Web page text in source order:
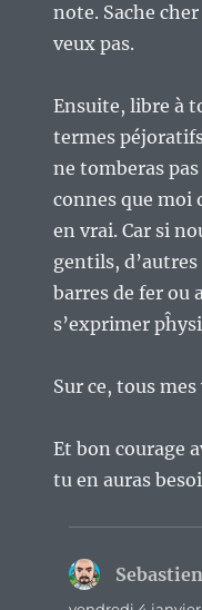
note. Sache
veux pas.
Ensuite, libre à
termes
ne tomberas
connes que moi
en vrai. Car si
gentils,
barres de fer ou
s’exprimer
Sur ce, tous
Et bon courage
tu en auras